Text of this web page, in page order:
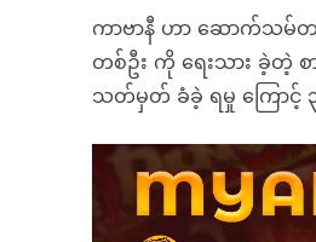
ကာဗာနီ ဟာ ဆောက်သမ်တ
တစ်ဦး ကို ရေးသား ခဲ့တဲ့
သတ်မှတ် ခံခဲ့ ရမှု ကြောင့်